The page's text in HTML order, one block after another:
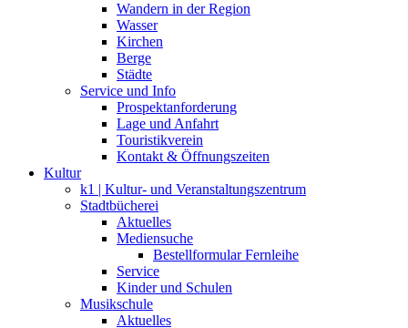
Wandern in der Region
Wasser
Kirchen
Berge
Städte
Service und Info
Prospektanforderung
Lage und Anfahrt
Touristikverein
Kontakt & Öffnungszeiten
Kultur
k1 | Kultur- und Veranstaltungszentrum
Stadtbücherei
Aktuelles
Mediensuche
Bestellformular Fernleihe
Service
Kinder und Schulen
Musikschule
Aktuelles